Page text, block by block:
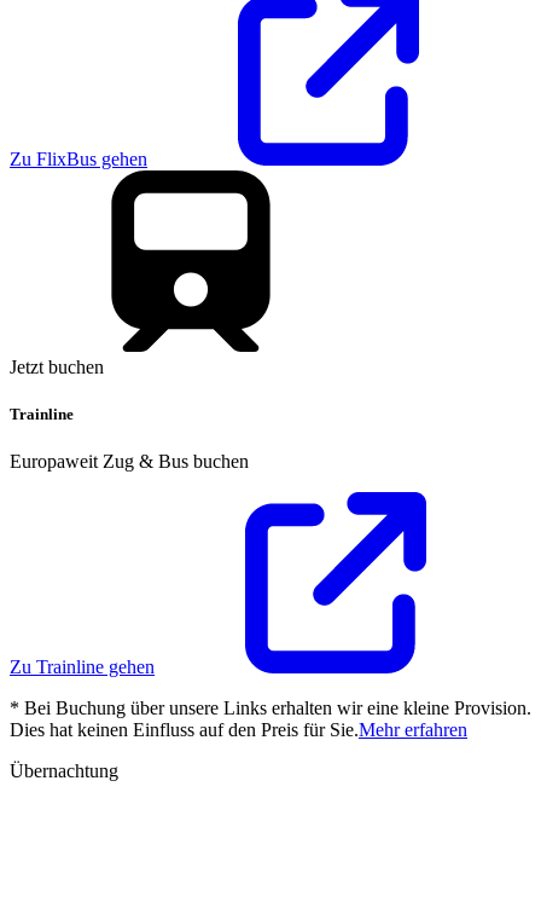
Zu FlixBus gehen
Jetzt buchen
Trainline
Europaweit Zug & Bus buchen
Zu Trainline gehen
* Bei Buchung über unsere Links erhalten wir eine kleine Provision.
Dies hat keinen Einfluss auf den Preis für Sie.Mehr erfahren
Übernachtung